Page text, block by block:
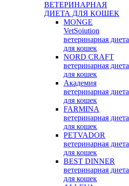
ВЕТЕРИНАРНАЯ
ДИЕТА ДЛЯ КОШЕК
MONGE
VetSoiution
ветеринарная диета
для кошек
NORD CRAFT
ветеринарная диета
для кошек
Академия
ветеринарная диета
для кошек
FARMINA
ветеринарная диета
для кошек
PETVADOR
ветеринарная диета
для кошек
BEST DINNER
ветеринарная диета
для кошек